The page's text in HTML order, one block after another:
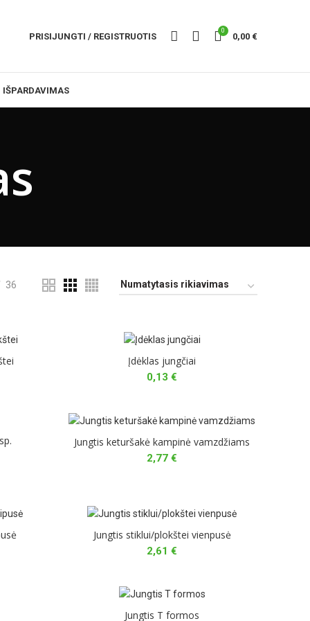
PRISIJUNGTI / REGISTRUOTIS
0
0,00 €
IŠPARDAVIMAS
36
Įdėklas jungčiai
0,13€
Jungtis keturšakė kampinė vamzdžiams
2,77€
Jungtis stiklui/plokštei vienpusė
2,61€
Jungtis T formos